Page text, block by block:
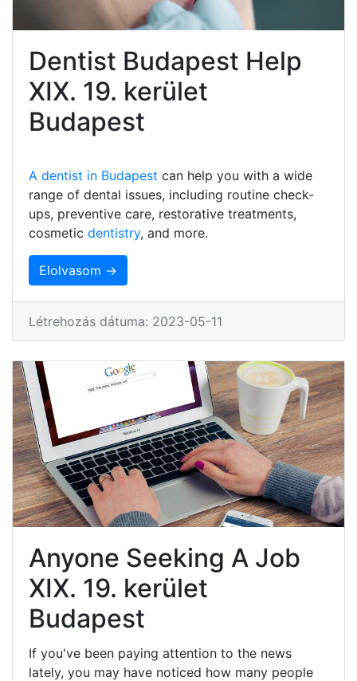
Dentist Budapest Help
XIX. 19. kerület
Budapest
A dentist in Budapest can help you with a wide
range of dental issues, including routine check-
ups, preventive care, restorative treatments,
cosmetic dentistry, and more.
Elolvasom →
Létrehozás dátuma: 2023-05-11
Anyone Seeking A Job
XIX. 19. kerület
Budapest
If you've been paying attention to the news
lately, you may have noticed how many people